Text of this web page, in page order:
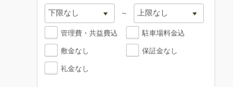
～
管理費・共益費込 駐車場料金込
敷金なし 保証金なし
礼金なし